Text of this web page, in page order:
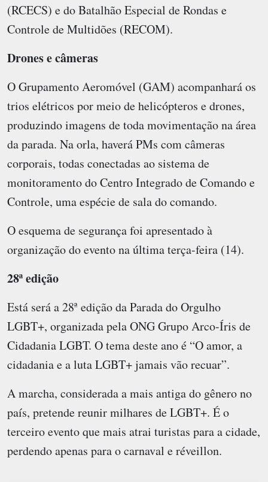
(RCECS) e do Batalhão Especial de Rondas e
Controle de Multidões (RECOM).
Drones e câmeras
O Grupamento Aeromóvel (GAM) acompanhará os
trios elétricos por meio de helicópteros e drones,
produzindo imagens de toda movimentação na área
da parada. Na orla, haverá PMs com câmeras
corporais, todas conectadas ao sistema de
monitoramento do Centro Integrado de Comando e
Controle, uma espécie de sala do comando.
O esquema de segurança foi apresentado à
organização do evento na última terça-feira (14).
28ª edição
Está será a 28ª edição da Parada do Orgulho
LGBT+, organizada pela ONG Grupo Arco-Íris de
Cidadania LGBT. O tema deste ano é “O amor, a
cidadania e a luta LGBT+ jamais vão recuar”.
A marcha, considerada a mais antiga do gênero no
país, pretende reunir milhares de LGBT+. É o
terceiro evento que mais atrai turistas para a cidade,
perdendo apenas para o carnaval e réveillon.